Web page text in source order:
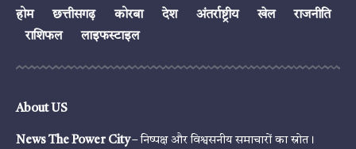
होम छत्तीसगढ़ कोरबा देश अंतर्राष्ट्रीय खेल
राजनीति
राशिफल
लाइफस्टाइल
About US
News The Power City– निष्पक्ष और विश्वसनीय समाचारों का स्रोत।